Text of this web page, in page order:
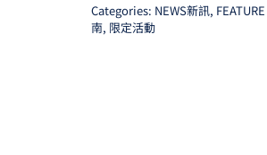
Categories: NEWS新訊,
南, 限定活動